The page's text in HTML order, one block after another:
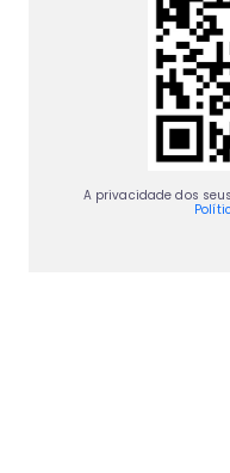
A privacidade dos